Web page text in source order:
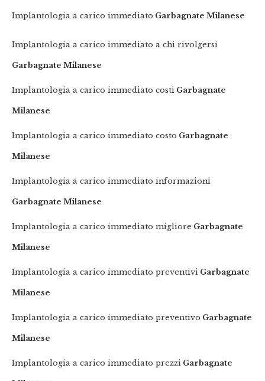
Implantologia a carico immediato Garbagnate Milanese
Implantologia a carico immediato a chi rivolgersi
Garbagnate Milanese
Implantologia a carico immediato costi Garbagnate
Milanese
Implantologia a carico immediato costo Garbagnate
Milanese
Implantologia a carico immediato informazioni
Garbagnate Milanese
Implantologia a carico immediato migliore Garbagnate
Milanese
Implantologia a carico immediato preventivi Garbagnate
Milanese
Implantologia a carico immediato preventivo Garbagnate
Milanese
Implantologia a carico immediato prezzi Garbagnate